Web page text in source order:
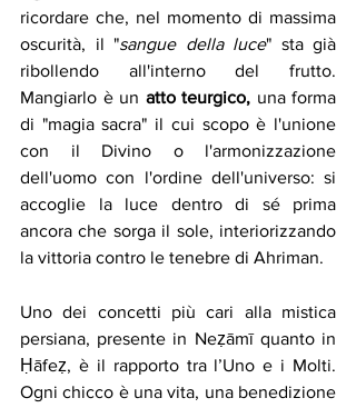
ricordare che, nel momento di massima
oscurità, il "sangue della luce" sta già
ribollendo all'interno del frutto.
Mangiarlo è un atto teurgico, una forma
di "magia sacra" il cui scopo è l'unione
con il Divino o l'armonizzazione
dell'uomo con l'ordine dell'universo: si
accoglie la luce dentro di sé prima
ancora che sorga il sole, interiorizzando
la vittoria contro le tenebre di Ahriman.
Uno dei concetti più cari alla mistica
persiana, presente in Neẓāmī quanto in
Ḥāfeẓ, è il rapporto tra l’Uno e i Molti.
Ogni chicco è una vita, una benedizione